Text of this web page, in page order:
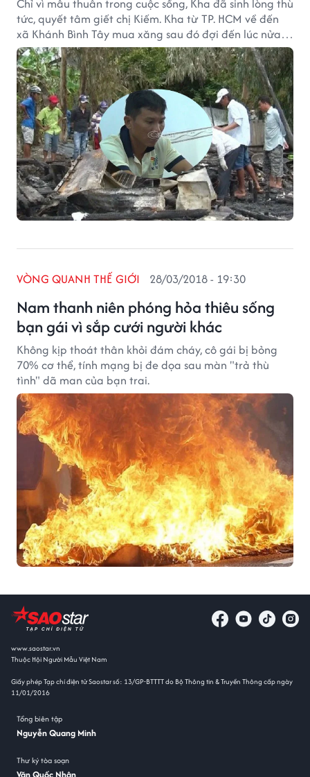
Chỉ vì mâu thuẫn trong cuộc sống, Kha đã sinh lòng thù
tức, quyết tâm giết chị Kiếm. Kha từ TP. HCM về đến
xã Khánh Bình Tây mua xăng sau đó đợi đến lúc nửa
khuya lẻn vào nơi mẹ con chị Kiếm ngủ tạt xăng
phóng hỏa thiêu chết nạn nhân.
Nam thanh niên phóng hỏa thiêu sống
bạn gái vì sắp cưới người khác
VÒNG QUANH THẾ GIỚI 28/03/2018 - 19:30
Không kịp thoát thân khỏi đám cháy, cô gái bị bỏng
70% cơ thể, tính mạng bị đe dọa sau màn "trả thù
tình" dã man của bạn trai.
www.saostar.vn
Thuộc Hội Người Mẫu Việt Nam
Giấy phép Tạp chí điện tử Saostar số: 13/GP-BTTTT do Bộ Thông tin & Truyền Thông cấp ngày
11/01/2016
Tổng biên tập
Nguyễn Quang Minh
Thư ký tòa soạn